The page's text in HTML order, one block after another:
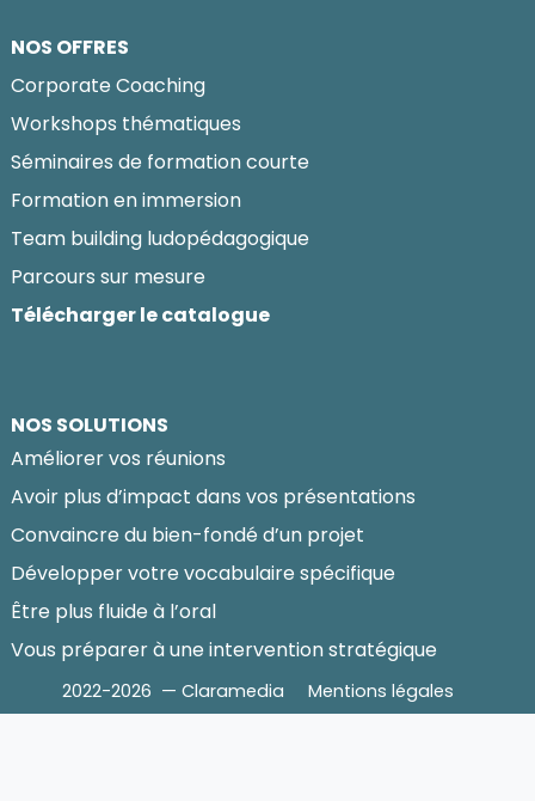
NOS OFFRES
Corporate Coaching
Workshops thématiques
Séminaires de formation courte
Formation en immersion
Team building ludopédagogique
Parcours sur mesure
Télécharger le catalogue
NOS SOLUTIONS
Améliorer vos réunions
Avoir plus d’impact dans vos présentations
Convaincre du bien-fondé d’un projet
Développer votre vocabulaire spécifique
Être plus fluide à l’oral
Vous préparer à une intervention stratégique
2022-2026 — Claramedia Mentions légales